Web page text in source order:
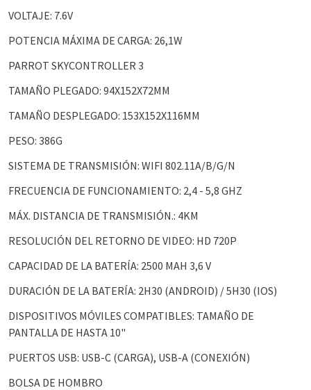
VOLTAJE: 7.6V
POTENCIA MÁXIMA DE CARGA: 26,1W
PARROT SKYCONTROLLER 3
TAMAÑO PLEGADO: 94X152X72MM
TAMAÑO DESPLEGADO: 153X152X116MM
PESO: 386G
SISTEMA DE TRANSMISIÓN: WIFI 802.11A/B/G/N
FRECUENCIA DE FUNCIONAMIENTO: 2,4 - 5,8 GHZ
MÁX. DISTANCIA DE TRANSMISIÓN.: 4KM
RESOLUCIÓN DEL RETORNO DE VIDEO: HD 720P
CAPACIDAD DE LA BATERÍA: 2500 MAH 3,6 V
DURACIÓN DE LA BATERÍA: 2H30 (ANDROID) / 5H30 (IOS)
DISPOSITIVOS MÓVILES COMPATIBLES: TAMAÑO DE
PANTALLA DE HASTA 10"
PUERTOS USB: USB-C (CARGA), USB-A (CONEXIÓN)
BOLSA DE HOMBRO